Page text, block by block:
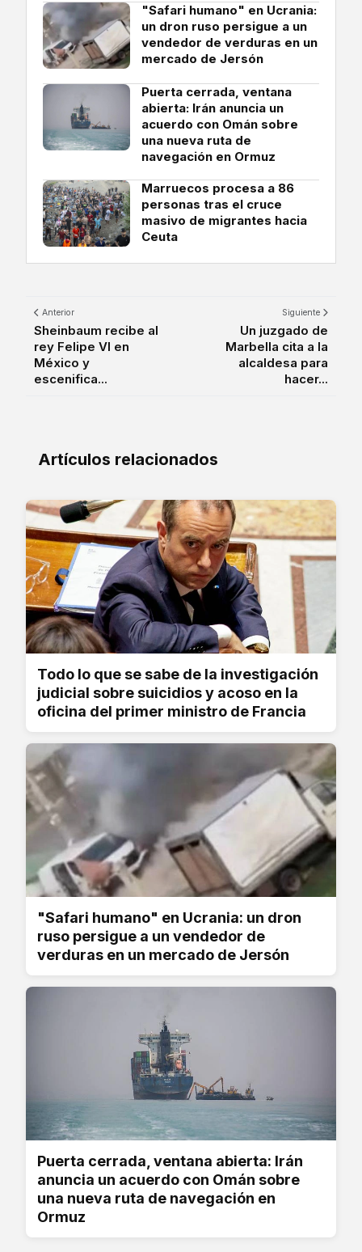
"Safari humano" en Ucrania:
un dron ruso persigue a un
vendedor de verduras en un
mercado de Jersón
Puerta cerrada, ventana
abierta: Irán anuncia un
acuerdo con Omán sobre
una nueva ruta de
navegación en Ormuz
Marruecos procesa a 86
personas tras el cruce
masivo de migrantes hacia
Ceuta
Anterior
Sheinbaum recibe al
rey Felipe VI en
México y
escenifica...
Siguiente
Un juzgado de
Marbella cita a la
alcaldesa para
hacer...
Artículos relacionados
Todo lo que se sabe de la investigación
judicial sobre suicidios y acoso en la
oficina del primer ministro de Francia
"Safari humano" en Ucrania: un dron
ruso persigue a un vendedor de
verduras en un mercado de Jersón
Puerta cerrada, ventana abierta: Irán
anuncia un acuerdo con Omán sobre
una nueva ruta de navegación en
Ormuz